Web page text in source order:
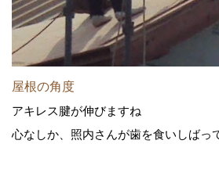
屋根の角度
アキレス腱が伸びますね
心なしか、照内さんが歯を食いしばっ